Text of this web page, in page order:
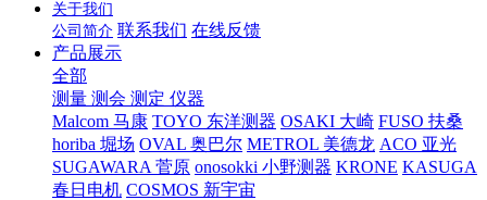
关于我们
公司简介 联系我们 在线反馈
产品展示
全部
测量 测会 测定 仪器
Malcom 马康 TOYO 东洋测器 OSAKI 大崎 FUSO 扶桑
horiba 堀场 OVAL 奥巴尔 METROL 美德龙 ACO 亚光
SUGAWARA 菅原 onosokki 小野测器 KRONE KASUGA
春日电机 COSMOS 新宇宙